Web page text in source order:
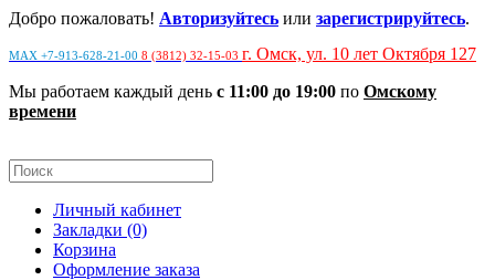
Добро пожаловать! Авторизуйтесь или зарегистрируйтесь.
MAX +7-913-628-21-00 8 (3812) 32-15-03 г. Омск, ул. 10 лет Октября 127
Мы работаем каждый день с 11:00 до 19:00 по Омскому
времени
Личный кабинет
Закладки (0)
Корзина
Оформление заказа